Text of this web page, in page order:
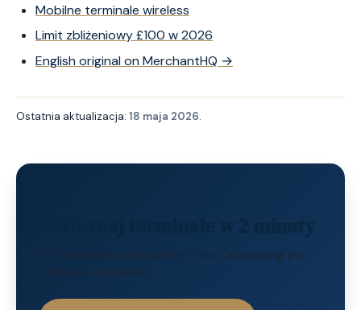
Mobilne terminale wireless
Limit zbliżeniowy £100 w 2026
English original on MerchantHQ →
Ostatnia aktualizacja: 18 maja 2026.
Bez obowiązku, bez upfront fee. Onboarding po
polsku lub angielsku.